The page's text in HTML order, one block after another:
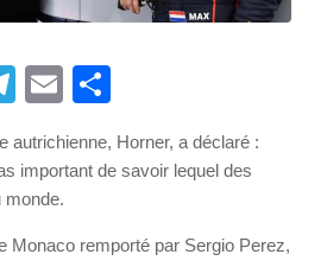
Telegram
Email
autrichienne, Horner, a déclaré :
important de savoir lequel des
monde.
Monaco remporté par Sergio Perez,